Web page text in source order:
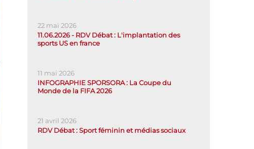
22 mai 2026
11.06.2026 - RDV Débat : L'implantation des
sports US en france
11 mai 2026
INFOGRAPHIE SPORSORA : La Coupe du
Monde de la FIFA 2026
21 avril 2026
RDV Débat : Sport féminin et médias sociaux